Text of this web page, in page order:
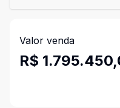
Valor venda
R$